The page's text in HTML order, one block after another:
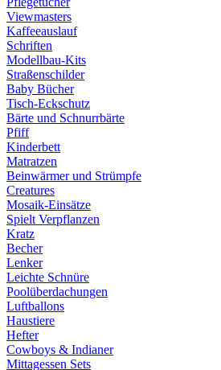
Viewmasters
Kaffeeauslauf
Schriften
Modellbau-Kits
Straßenschilder
Baby Bücher
Tisch-Eckschutz
Bärte und Schnurrbärte
Pfiff
Kinderbett
Matratzen
Beinwärmer und Strümpfe
Creatures
Mosaik-Einsätze
Spielt Verpflanzen
Kratz
Becher
Lenker
Leichte Schnüre
Poolüberdachungen
Luftballons
Haustiere
Hefter
Cowboys & Indianer
Mittagessen Sets